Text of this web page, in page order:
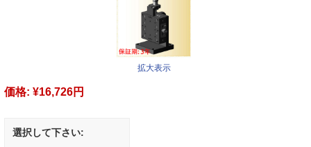
拡大表示
価格: ¥16,726円
選択して下さい: